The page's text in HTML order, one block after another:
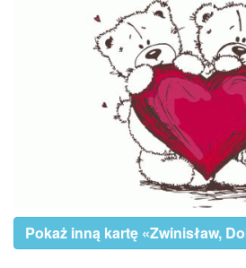
Pokaż inną kartę «Zwinisław,